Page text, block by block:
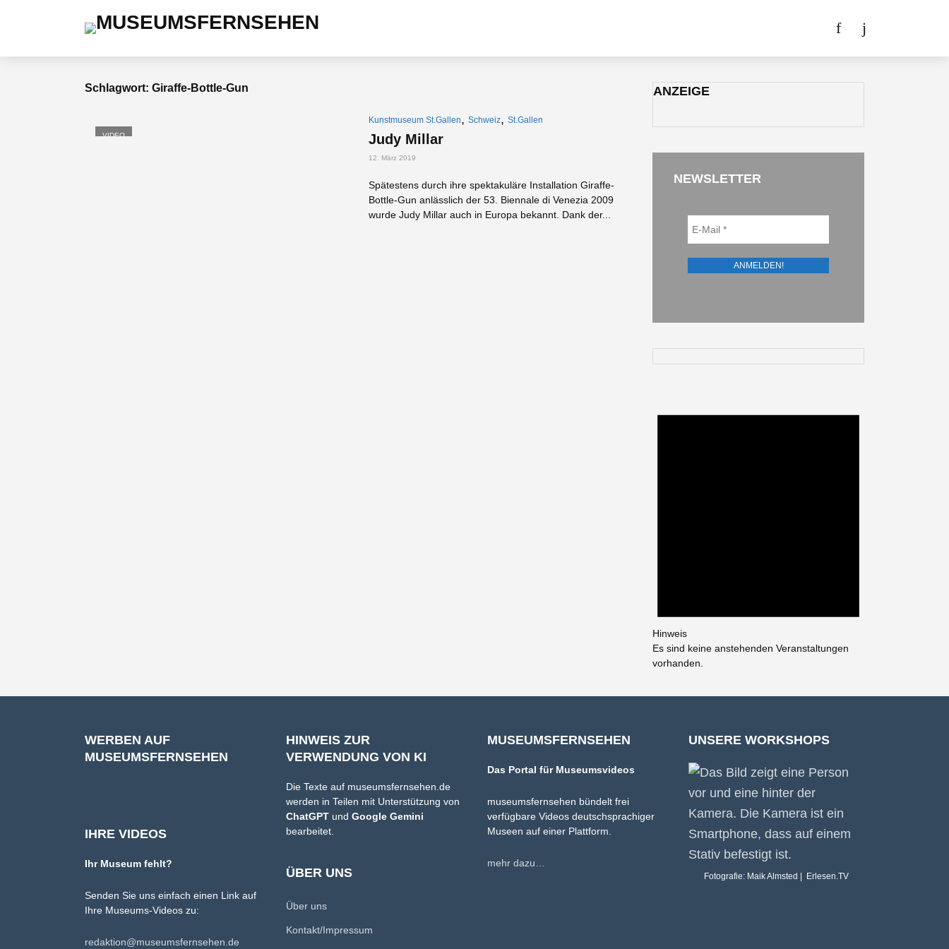
Schlagwort: Giraffe-Bottle-Gun
VIDEO
Kunstmuseum St.Gallen, Schweiz, St.Gallen
Judy Millar
12. März 2019
Spätestens durch ihre spektakuläre Installation Giraffe-
Bottle-Gun anlässlich der 53. Biennale di Venezia 2009
wurde Judy Millar auch in Europa bekannt. Dank der...
ANZEIGE
NEWSLETTER
Hinweis
Es sind keine anstehenden Veranstaltungen
vorhanden.
WERBEN AUF
MUSEUMSFERNSEHEN
IHRE VIDEOS
Ihr Museum fehlt?
Senden Sie uns einfach einen Link auf
Ihre Museums-Videos zu:
redaktion@museumsfernsehen.de
HINWEIS ZUR
VERWENDUNG VON KI
Die Texte auf museumsfernsehen.de
werden in Teilen mit Unterstützung von
ChatGPT und Google Gemini
bearbeitet.
ÜBER UNS
Über uns
Kontakt/Impressum
MUSEUMSFERNSEHEN
Das Portal für Museumsvideos
museumsfernsehen bündelt frei
verfügbare Videos deutschsprachiger
Museen auf einer Plattform.
mehr dazu…
UNSERE WORKSHOPS
Fotografie: Maik Almsted | Erlesen.TV